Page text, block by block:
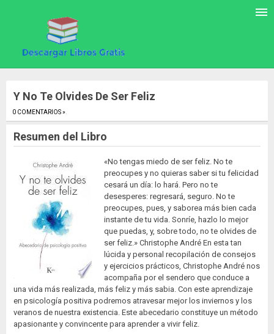
Y No Te Olvides De Ser Feliz
0 COMENTARIOS ».
Resumen del Libro
«No tengas miedo de ser feliz. No te
preocupes y no quieras saber si tu felicidad
cesará un día: lo hará. Pero no te
desesperes: regresará, seguro. No te
preocupes, pues, y saborea más bien cada
instante de tu vida. Sonríe, hazlo lo mejor
que puedas, y, sobre todo, no te olvides de
ser feliz.» Christophe André En esta tan
lúcida y personal recopilación de consejos
y ejercicios prácticos, Christophe André nos
acompaña por el sendero que conduce a
una vida más realizada, más feliz y más sabia. Con este aprendizaje
en psicología positiva podremos atravesar mejor los inviernos y los
veranos de nuestra existencia. Este abecedario constituye un método
apasionante y convincente para aprender a vivir feliz.